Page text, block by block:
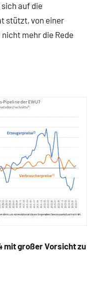
auf die
stützt, von einer
mehr die Rede
mit großer Vorsicht zu